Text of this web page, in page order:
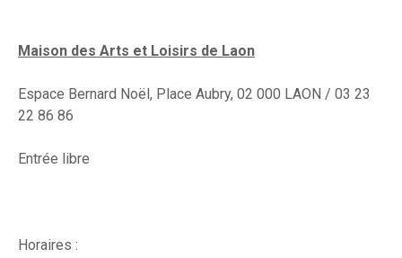
Maison des Arts et Loisirs de Laon
Espace Bernard Noël, Place Aubry, 02 000 LAON / 03 23
22 86 86
Entrée libre
Horaires :